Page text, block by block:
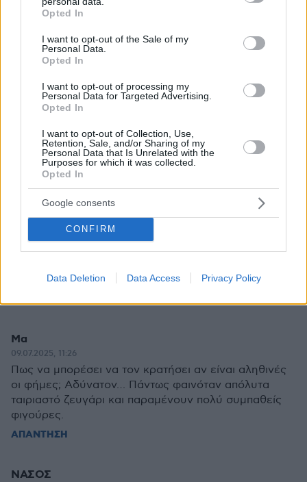
grant or deny consent to Google and its third-party tags to
use your data for below specified purposes in below Google
consent section.
Opted In
I want to opt-out of the Sale of my
Personal Data.
Opted In
I want to opt-out of processing my
Personal Data for Targeted Advertising.
Opted In
I want to opt-out of Collection, Use,
Retention, Sale, and/or Sharing of my
Personal Data that Is Unrelated with the
Purposes for which it was collected.
Opted In
Google consents
CONFIRM
Data Deletion Data Access Privacy Policy
Μαρια
09.07.2025, 11:43
Αυτη καθε χρονο ειναι ολο και πιο ασχημη. Κριμα στη
γιατι αυτος κρατιεται μια χαρα
ΑΠΑΝΤΗΣΗ
Πού
09.07.2025, 12:21
να φτάσει την ομορφάδα σου και, κυρίως, τον
εκλεκτό χαρακτήρα σου.
ΑΠΑΝΤΗΣΗ
Καλώς την ξεφτίλω!
Για στείλε φωτογραφία να δω κάτι.
Μα
09.07.2025, 11:26
Πως να μπορέσει να τον κρατήσει αν είναι αληθινές
οι φήμες; Αδύνατον… Πάντως φαινόταν απόλυτα
ταιριαστό ζευγάρι και παραμένουν πολύ συμπαθείς
φιγούρες.
ΑΠΑΝΤΗΣΗ
ΝΑΣΟΣ